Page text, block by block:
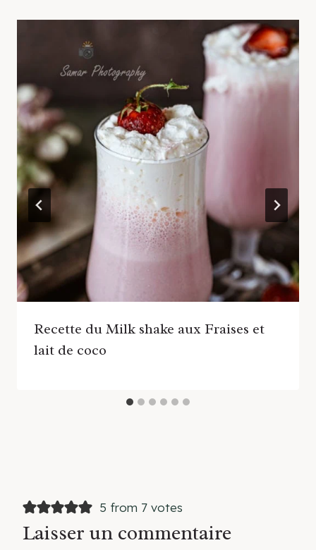
Recette du Milk shake aux Fraises et
lait de coco
5 from 7 votes
Laisser un commentaire